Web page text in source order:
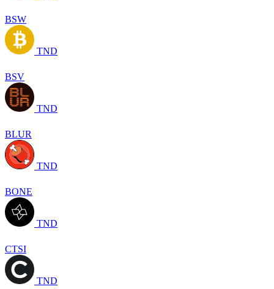
BSW
TND
BSV
TND
BLUR
TND
BONE
TND
CTSI
TND